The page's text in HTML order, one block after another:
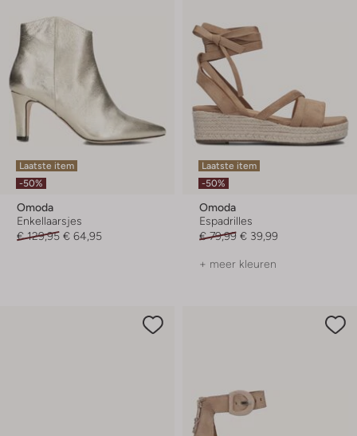
Laatste item
-50%
Omoda
Enkellaarsjes
€ 129,95 € 64,95
Laatste item
-50%
Omoda
Espadrilles
€ 79,99 € 39,99
+ meer kleuren